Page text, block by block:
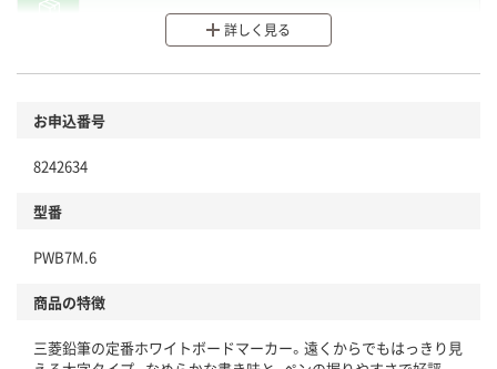
分別・リサイクルしやすい設計
本体
仕組
この商品の環境配慮ポイントです。下記商品詳細「
詳しく見る
お申込番号
8242634
型番
PWB7M.6
商品の特徴
三菱鉛筆の定番ホワイトボードマーカー。遠くからでもはっきり見